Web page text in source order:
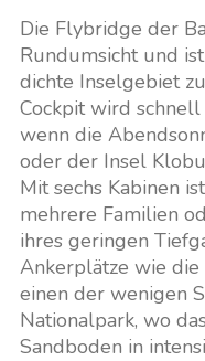
Die Flybridge der
Rundumsicht und
dichte Inselgebiet
Cockpit wird schnell
wenn die
oder der Insel
Mit sechs Kabinen
mehrere Familien
ihres geringen
Ankerplätze wie die
einen der wenigen
Nationalpark, wo
Sandboden in